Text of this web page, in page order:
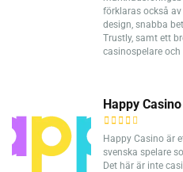
förklaras också
design, snabba
Trustly, samt ett
casinospelare
Happy
Happy Casino är
svenska spelare
Det här är inte